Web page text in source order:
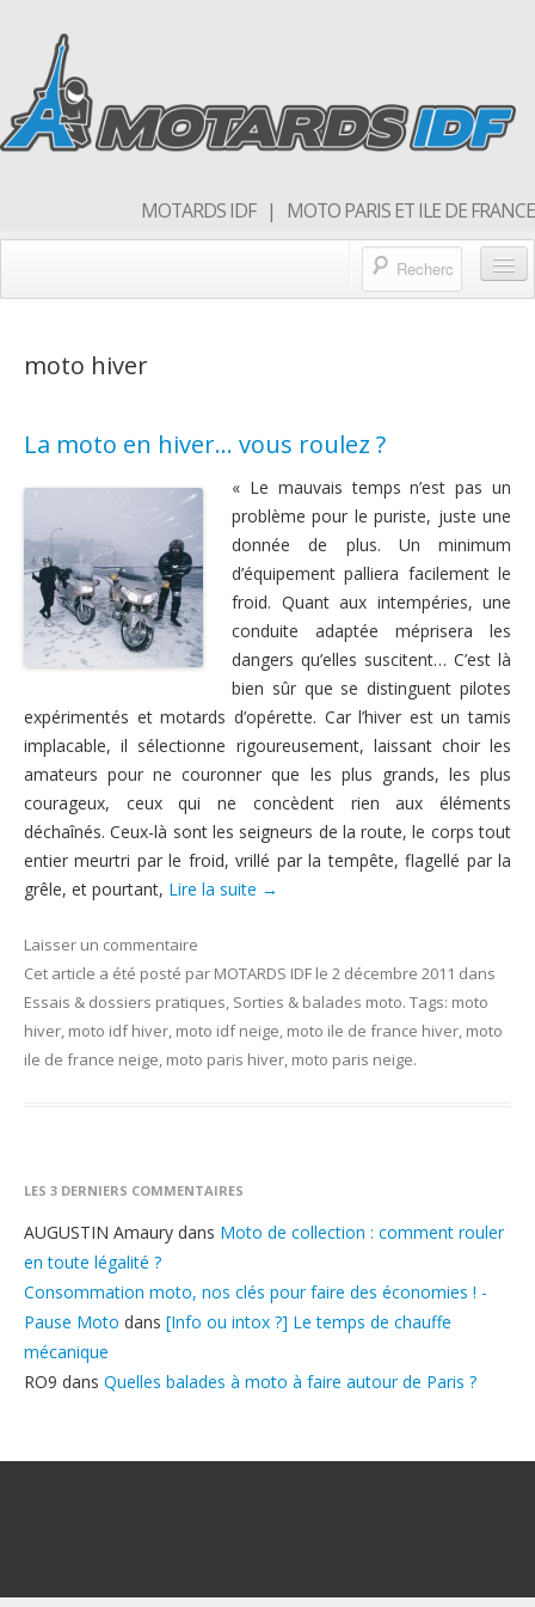
MOTARDS IDF | MOTO PARIS ET ILE DE FRANCE
Forum
Nous contacter
moto hiver
La moto en hiver… vous roulez ?
« Le mauvais temps n’est pas un
problème pour le puriste, juste une
donnée de plus. Un minimum
d’équipement palliera facilement le
froid. Quant aux intempéries, une
conduite adaptée méprisera les
dangers qu’elles suscitent… C’est là
bien sûr que se distinguent pilotes
expérimentés et motards d’opérette. Car l’hiver est un tamis
implacable, il sélectionne rigoureusement, laissant choir les
amateurs pour ne couronner que les plus grands, les plus
courageux, ceux qui ne concèdent rien aux éléments
déchaînés. Ceux-là sont les seigneurs de la route, le corps tout
entier meurtri par le froid, vrillé par la tempête, flagellé par la
grêle, et pourtant, Lire la suite →
Laisser un commentaire
Cet article a été posté par MOTARDS IDF le 2 décembre 2011 dans
Essais & dossiers pratiques, Sorties & balades moto. Tags: moto
hiver, moto idf hiver, moto idf neige, moto ile de france hiver, moto
ile de france neige, moto paris hiver, moto paris neige.
LES 3 DERNIERS COMMENTAIRES
AUGUSTIN Amaury dans Moto de collection : comment rouler
en toute légalité ?
Consommation moto, nos clés pour faire des économies ! -
Pause Moto dans [Info ou intox ?] Le temps de chauffe
mécanique
RO9 dans Quelles balades à moto à faire autour de Paris ?